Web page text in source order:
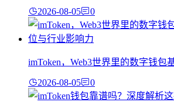
2026-08-05 0
imToken，Web3世界里的数字钱
2026-08-05 0